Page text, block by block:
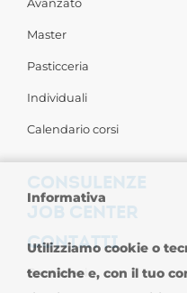
Avanzato
Master
Pasticceria
Individuali
Calendario corsi
CONSULENZE
JOB CENTER
CONTATTI
Contattaci
Informativa
Utilizziamo cookie o
tecniche e, con il tuo